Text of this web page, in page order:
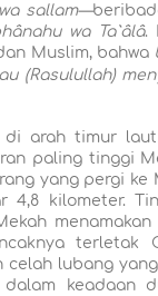
sallam—
wa Ta`âlâ.
Muslim, bahwa
(Rasulullah)
di arah timur
paling tinggi
yang pergi ke
4,8 kilometer.
terletak
celah lubang
keadaan